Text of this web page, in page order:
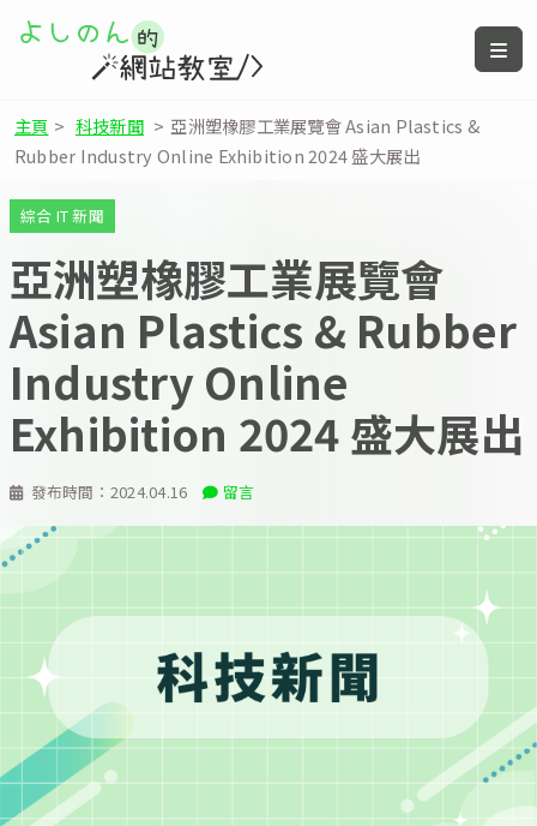
主頁 > 科技新聞 > 亞洲塑橡膠工業展覽會 Asian Plastics &
Rubber Industry Online Exhibition 2024 盛大展出
發布時間： 2024.04.16 留言
綜合 IT 新聞
亞洲塑橡膠工業展覽會
Asian Plastics & Rubber
Industry Online
Exhibition 2024 盛大展出